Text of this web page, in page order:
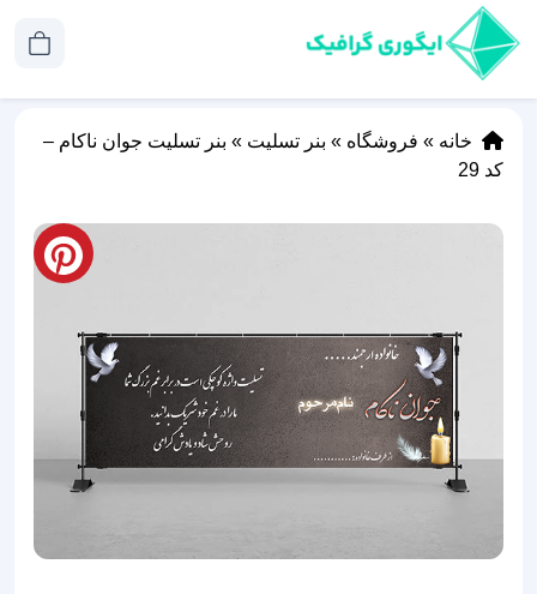
خانه » فروشگاه » بنر تسلیت » بنر تسلیت جوان ناکام –
کد 29